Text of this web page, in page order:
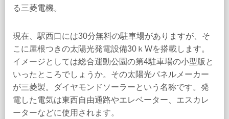
る三菱電機。
現在、駅西口には30分無料の駐車場がありますが、そ
こに屋根つきの太陽光発電設備30ｋWを搭載します。
イメージとしては総合運動公園の第4駐車場の小型版と
いったところでしょうか。その太陽光パネルメーカー
が三菱製。ダイヤモンドソーラーという名称です。発
電した電気は東西自由通路やエレベーター、エスカレ
ーターなどに使用されます。